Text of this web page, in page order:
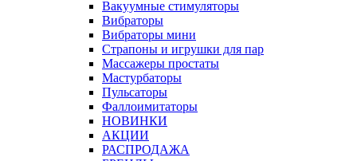
Вакуумные стимуляторы
Вибраторы
Вибраторы мини
Страпоны и игрушки для пар
Массажеры простаты
Мастурбаторы
Пульсаторы
Фаллоимитаторы
НОВИНКИ
АКЦИИ
РАСПРОДАЖА